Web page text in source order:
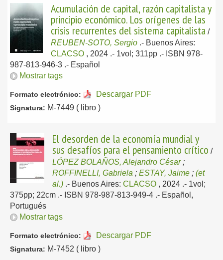
Acumulación de capital, razón capitalista y
principio económico. Los orígenes de las
crisis recurrentes del sistema capitalista /
REUBEN-SOTO, Sergio .- Buenos Aires:
CLACSO , 2024 .- 1vol; 311pp .- ISBN 978-
987-813-946-3 .- Español
Mostrar tags
Formato electrónico: Descargar PDF
Signatura: M-7449 ( libro )
El desorden de la economía mundial y
sus desafíos para el pensamiento crítico /
LÓPEZ BOLAÑOS, Alejandro César;
ROFFINELLI, Gabriela ; ESTAY, Jaime ; (et
al.) .- Buenos Aires: CLACSO , 2024 .- 1vol;
375pp; 22cm .- ISBN 978-987-813-949-4 .- Español,
Portugués
Mostrar tags
Formato electrónico: Descargar PDF
Signatura: M-7452 ( libro )